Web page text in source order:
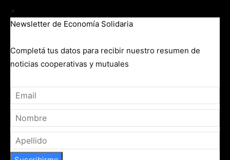
×
Newsletter de Economía Solidaria
Completá tus datos para recibir nuestro resumen de
noticias cooperativas y mutuales